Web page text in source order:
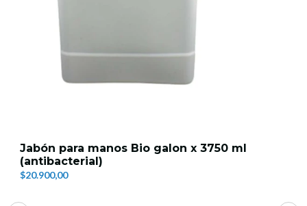
Jabón para manos Bio galon x 3750 ml
(antibacterial)
$20.900,00